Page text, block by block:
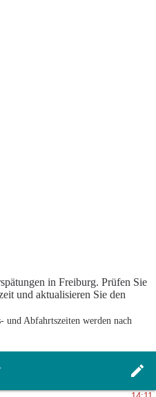
in Freiburg. Prüfen Sie
und aktualisieren Sie den
Abfahrtszeiten werden nach